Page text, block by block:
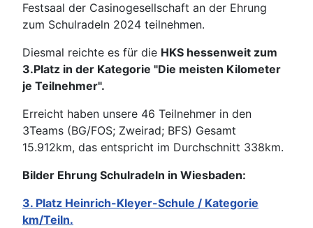
Festsaal der Casinogesellschaft an der Ehrung
zum Schulradeln 2024 teilnehmen.
Diesmal reichte es für die HKS hessenweit zum
3.Platz in der Kategorie "Die meisten Kilometer
je Teilnehmer".
Erreicht haben unsere 46 Teilnehmer in den
3Teams (BG/FOS; Zweirad; BFS) Gesamt
15.912km, das entspricht im Durchschnitt 338km.
Bilder Ehrung Schulradeln in Wiesbaden:
3. Platz Heinrich-Kleyer-Schule / Kategorie
km/Teiln.